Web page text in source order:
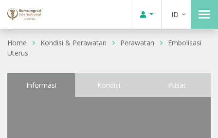
ID
Home Kondisi & Perawatan Perawatan
Embolisasi
Uterus
Informasi Kondisi Pusat